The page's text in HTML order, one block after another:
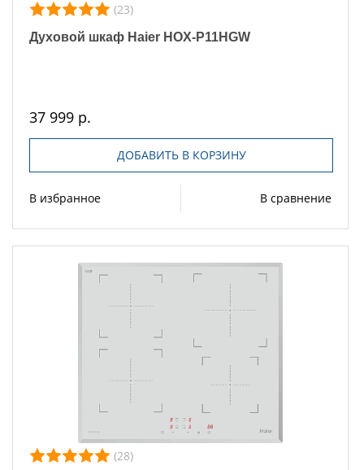
(23)
Духовой шкаф Haier HOX-P11HGW
37 999 р.
ДОБАВИТЬ В КОРЗИНУ
В избранное В сравнение
(28)